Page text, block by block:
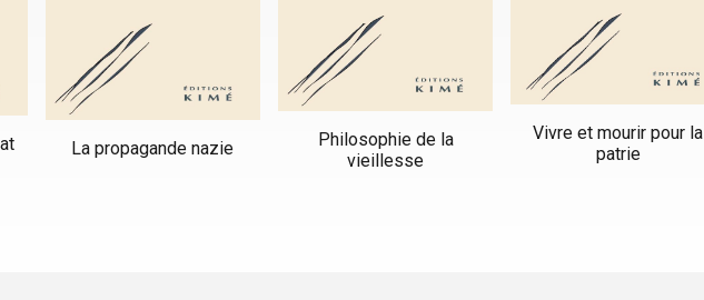
La propagande nazie
Philosophie de la
vieillesse
Vivre et mourir pour la
patrie